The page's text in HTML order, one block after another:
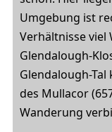
Umgebung ist
Verhältnisse viel
Glendalough-
Glendalough-
des Mullacor
Wanderung